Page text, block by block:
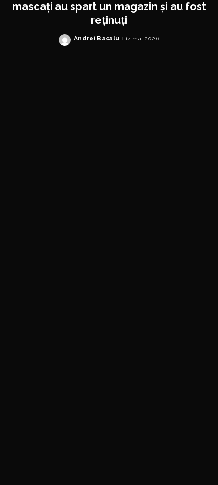
mascați au spart un magazin și au fost
reținuți
Posted
Andrei Bacalu 14 mai 2026